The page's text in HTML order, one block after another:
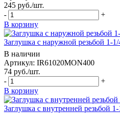
245 руб./шт.
-
+
В корзину
Заглушка с наружной резьбой 1-
В наличии
Артикул: IR61020MON400
74 руб./шт.
-
+
В корзину
Заглушка с внутренней резьбой